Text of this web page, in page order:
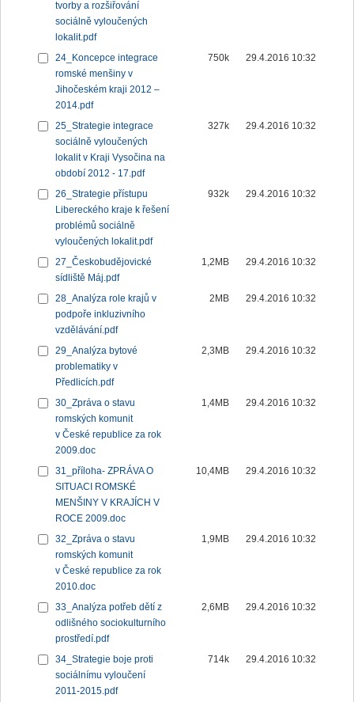
tvorby a rozšiřování
sociálně vyloučených
lokalit.pdf
24_Koncepce integrace
romské menšiny v
Jihočeském kraji 2012 –
2014.pdf
750k 29.4.2016 10:32
25_Strategie integrace
sociálně vyloučených
lokalit v Kraji Vysočina na
období 2012 - 17.pdf
327k 29.4.2016 10:32
26_Strategie přístupu
Libereckého kraje k řešení
problémů sociálně
vyloučených lokalit.pdf
932k 29.4.2016 10:32
27_Českobudějovické
sídliště Máj.pdf
1,2MB 29.4.2016 10:32
28_Analýza role krajů v
podpoře inkluzivního
vzdělávání.pdf
2MB 29.4.2016 10:32
29_Analýza bytové
problematiky v
Předlicích.pdf
2,3MB 29.4.2016 10:32
30_Zpráva o stavu
romských komunit
v České republice za rok
2009.doc
1,4MB 29.4.2016 10:32
31_příloha- ZPRÁVA O
SITUACI ROMSKÉ
MENŠINY V KRAJÍCH V
ROCE 2009.doc
10,4MB 29.4.2016 10:32
32_Zpráva o stavu
romských komunit
v České republice za rok
2010.doc
1,9MB 29.4.2016 10:32
33_Analýza potřeb dětí z
odlišného sociokulturního
prostředí.pdf
2,6MB 29.4.2016 10:32
34_Strategie boje proti
sociálnímu vyloučení
2011-2015.pdf
714k 29.4.2016 10:32